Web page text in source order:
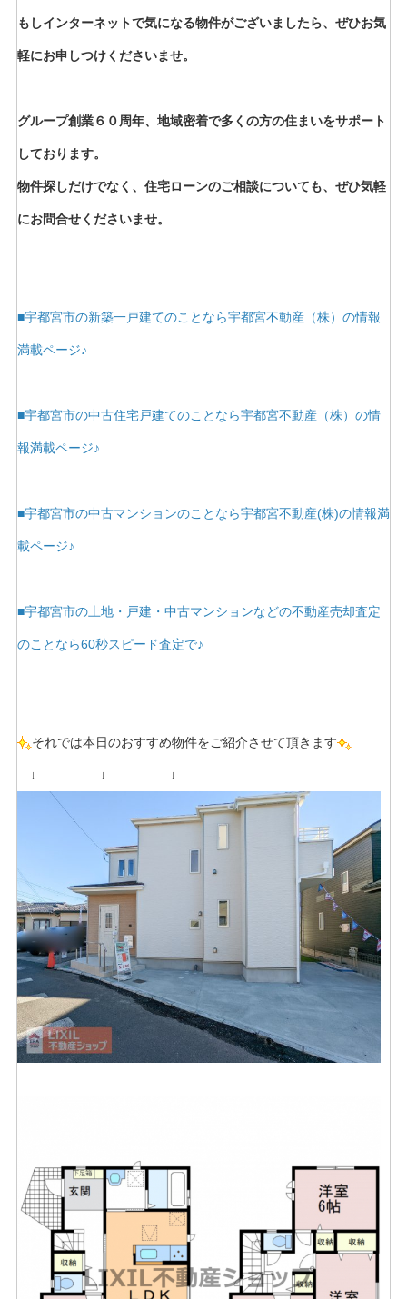
もしインターネットで気になる物件がございましたら、ぜひお気
軽にお申しつけくださいませ。
グループ創業６０周年、地域密着で多くの方の住まいをサポート
しております。
物件探しだけでなく、住宅ローンのご相談についても、ぜひ気軽
にお問合せくださいませ。
■宇都宮市の新築一戸建てのことなら宇都宮不動産（株）の情報
満載ページ♪
■宇都宮市の中古住宅戸建てのことなら宇都宮不動産（株）の情
報満載ページ♪
■宇都宮市の中古マンションのことなら宇都宮不動産(株)の情報満
載ページ♪
■宇都宮市の土地・戸建・中古マンションなどの不動産売却査定
のことなら60秒スピード査定で♪
それでは本日のおすすめ物件をご紹介させて頂きます
↓ ↓ ↓